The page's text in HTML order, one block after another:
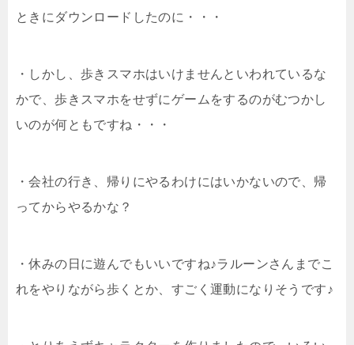
ときにダウンロードしたのに・・・
・しかし、歩きスマホはいけませんといわれているな
かで、歩きスマホをせずにゲームをするのがむつかし
いのが何ともですね・・・
・会社の行き、帰りにやるわけにはいかないので、帰
ってからやるかな？
・休みの日に遊んでもいいですね♪ラルーンさんまでこ
れをやりながら歩くとか、すごく運動になりそうです♪